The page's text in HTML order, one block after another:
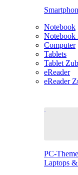
Notebook
Notebook
Computer
Tablets
Tablet
eReader
eReader
PC-
Laptops